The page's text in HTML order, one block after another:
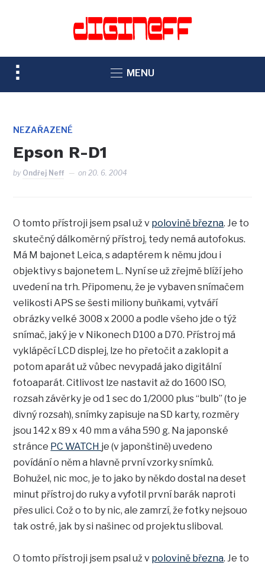
TOGGLE
SIDEBAR
NAVIGATION
MENU
NEZAŘAZENÉ
Epson R-D1
by Ondřej Neff on20. 6. 2004
O tomto přístroji jsem psal už v polovině března. Je to
skutečný dálkoměrný přístroj, tedy nemá autofokus.
Má M bajonet Leica, s adaptérem k němu jdou i
objektivy s bajonetem L. Nyní se už zřejmě blíží jeho
uvedení na trh. Připomenu, že je vybaven snímačem
velikosti APS se šesti miliony buňkami, vytváří
obrázky velké 3008 x 2000 a podle všeho jde o týž
snímač, jaký je v Nikonech D100 a D70. Přístroj má
vyklápěcí LCD displej, lze ho přetočit a zaklopit a
potom aparát už vůbec nevypadá jako digitální
fotoaparát. Citlivost lze nastavit až do 1600 ISO,
rozsah závěrky je od 1 sec do 1/2000 plus “bulb” (to je
divný rozsah), snímky zapisuje na SD karty, rozměry
jsou 142 x 89 x 40 mm a váha 590 g. Na japonské
stránce PC WATCH je (v japonštině) uvedeno
povídání o něm a hlavně první vzorky snímků.
Bohužel, nic moc, je to jako by někdo dostal na deset
minut přístroj do ruky a vyfotil první barák naproti
přes ulici. Což o to by nic, ale zamrzí, že fotky nejsouo
tak ostré, jak by si našinec od projektu sliboval.
O tomto přístroji jsem psal už v polovině března. Je to